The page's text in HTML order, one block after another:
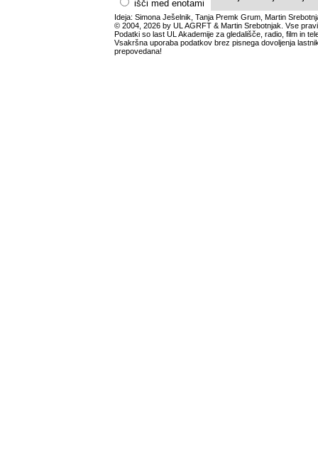
išči med enotami
Ideja: Simona Ješelnik, Tanja Premk Grum, Martin
© 2004, 2026 by UL AGRFT & Martin Srebotnjak. Vse
Podatki so last UL Akademije za gledališče, radio, film in
Vsakršna uporaba podatkov brez pisnega dovoljenja
prepovedana!